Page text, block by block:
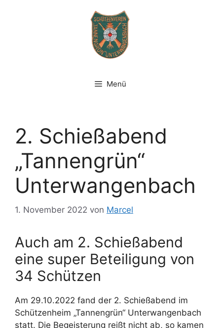
Menü
2. Schießabend
„Tannengrün“
Unterwangenbach
1. November 2022 von Marcel
Auch am 2. Schießabend
eine super Beteiligung von
34 Schützen
Am 29.10.2022 fand der 2. Schießabend im
Schützenheim „Tannengrün“ Unterwangenbach
statt. Die Begeisterung reißt nicht ab, so kamen